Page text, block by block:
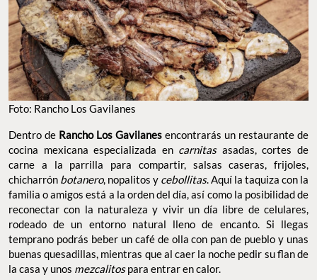
Foto: Rancho Los Gavilanes
Dentro de Rancho Los Gavilanes encontrarás un restaurante de
cocina mexicana especializada en carnitas asadas, cortes de
carne a la parrilla para compartir, salsas caseras, frijoles,
chicharrón botanero, nopalitos y cebollitas. Aquí la taquiza con la
familia o amigos está a la orden del día, así como la posibilidad de
reconectar con la naturaleza y vivir un día libre de celulares,
rodeado de un entorno natural lleno de encanto. Si llegas
temprano podrás beber un café de olla con pan de pueblo y unas
buenas quesadillas, mientras que al caer la noche pedir su flan de
la casa y unos mezcalitospara entrar en calor.